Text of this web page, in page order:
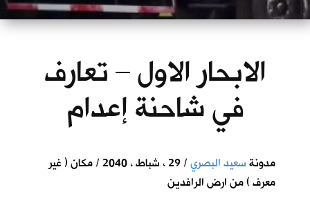
الابحار الاول – تعارف
في شاحنة إعدام
مدونةسعيد البصري
/ 29 ، شباط ، 2040 / مكان ( غير
معرف ) من ارض الرافدين